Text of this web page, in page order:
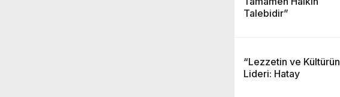
Talebidir”
“Lezzetin ve Kültürün
Lideri: Hatay